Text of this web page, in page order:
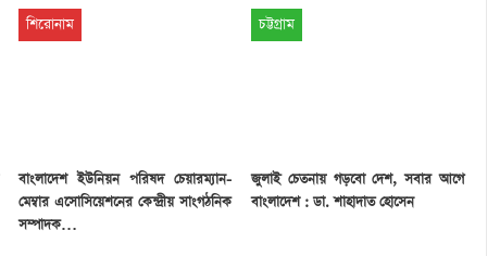
শিরোনাম
বাংলাদেশ ইউনিয়ন পরিষদ চেয়ারম্যান-
মেম্বার এসোসিয়েশনের কেন্দ্রীয় সাংগঠনিক
সম্পাদক…
চট্টগ্রাম
জুলাই চেতনায় গড়বো দেশ, সবার আগে
বাংলাদেশ : ডা. শাহাদাত হোসেন